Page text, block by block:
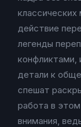
действие
легенды
конфликтами,
детали к
спешат
работа в
внимания,